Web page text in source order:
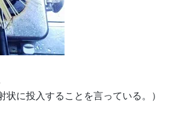
状に投入することを言っている。）